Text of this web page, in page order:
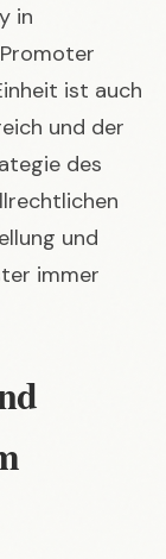
in
ist auch
und der
des
und
immer